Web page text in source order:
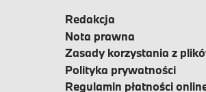
Redakcja
Nota prawna
Zasady korzystania z
Polityka prywatności
Regulamin płatności